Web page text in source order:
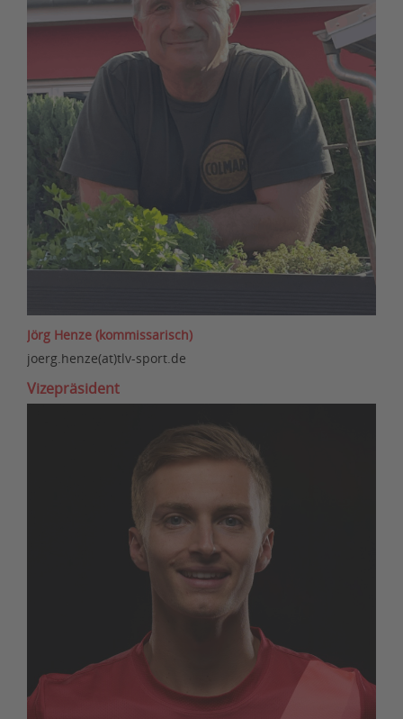
Jörg Henze (kommissarisch)
joerg.henze(at)tlv-sport.de
Vizepräsident